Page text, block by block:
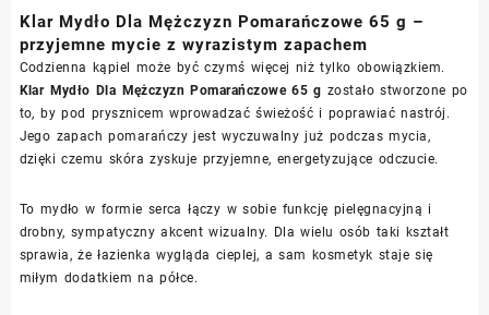
Klar Mydło Dla Mężczyzn Pomarańczowe 65 g –
przyjemne mycie z wyrazistym zapachem
Codzienna kąpiel może być czymś więcej niż tylko obowiązkiem.
Klar Mydło Dla Mężczyzn Pomarańczowe 65 g zostało stworzone po
to, by pod prysznicem wprowadzać świeżość i poprawiać nastrój.
Jego zapach pomarańczy jest wyczuwalny już podczas mycia,
dzięki czemu skóra zyskuje przyjemne, energetyzujące odczucie.
To mydło w formie serca łączy w sobie funkcję pielęgnacyjną i
drobny, sympatyczny akcent wizualny. Dla wielu osób taki kształt
sprawia, że łazienka wygląda cieplej, a sam kosmetyk staje się
miłym dodatkiem na półce.